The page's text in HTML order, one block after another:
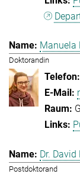
Manuela
Doktorandin
Dr. David
Postdoktorand